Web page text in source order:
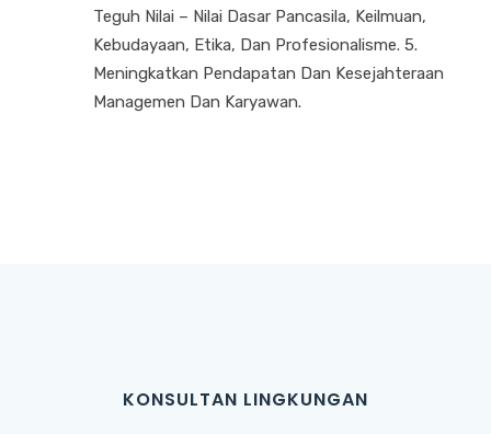
Teguh Nilai – Nilai Dasar Pancasila, Keilmuan,
Kebudayaan, Etika, Dan Profesionalisme. 5.
Meningkatkan Pendapatan Dan Kesejahteraan
Managemen Dan Karyawan.
KONSULTAN LINGKUNGAN